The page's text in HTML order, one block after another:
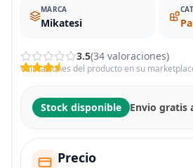
MARCA
Mikatesi
3.5(34 valoraciones)
Valoraciones del producto en su
Stock disponible Envio gratis
Precio